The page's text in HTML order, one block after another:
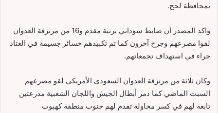
بمحافظة لحج.
واكد المصدر أن ضابط سوداني برتبة مقدم و16 من مرتزقة العدوان
لقوا مصرعهم وجرح آخرون كما تم تكبيدهم خسائر جسيمة في العتاد
جراء في استهداف تجمعاتهم.
وكان ثلاثة من مرتزقة العدوان السعودي الأمريكي لقو مصرعهم
السبت الماضي كما دمر أبطال الجيش واللجان الشعبية مدرعتين
تابعة لهم في كسر محاولة تقدم لهم جنوب منطقة كهبوب